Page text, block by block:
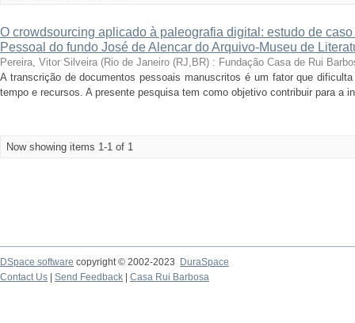
O crowdsourcing aplicado à paleografia digital: estudo de
Pessoal do fundo José de Alencar do Arquivo-Museu de
Pereira, Vitor Silveira (Rio de Janeiro (RJ,BR) : Fundação Casa de Rui
A transcrição de documentos pessoais manuscritos é um fator que
tempo e recursos. A presente pesquisa tem como objetivo contribuir para a
Now showing items 1-1 of 1
DSpace software copyright © 2002-2023
DuraSpace
Contact Us
Send Feedback Casa Rui Barbosa